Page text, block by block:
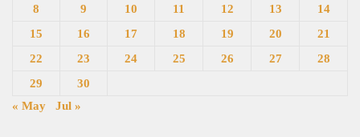
8
9 10 11 12 13
14
15
16 17 18 19 20
21
22
23 24 25 26 27
28
29
30
« May
Jul »